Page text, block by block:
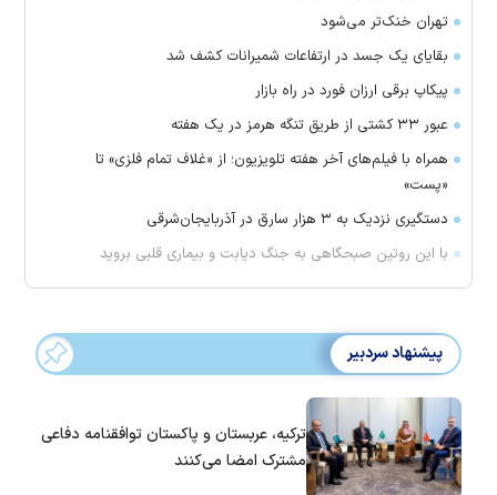
تهران خنک‌تر می‌شود
بقایای یک جسد در ارتفاعات شمیرانات کشف شد
پیکاپ برقی ارزان فورد در راه بازار
عبور ۳۳ کشتی از طریق تنگه هرمز در یک هفته
همراه با فیلم‌های آخر هفته تلویزیون؛ از «غلاف تمام فلزی» تا
«پست»
دستگیری نزدیک به ۳ هزار سارق در آذربایجان‌شرقی
با این روتین صبحگاهی به جنگ دیابت و بیماری قلبی بروید
پیشنهاد سردبیر
ترکیه، عربستان و پاکستان توافقنامه دفاعی
مشترک امضا می‌کنند